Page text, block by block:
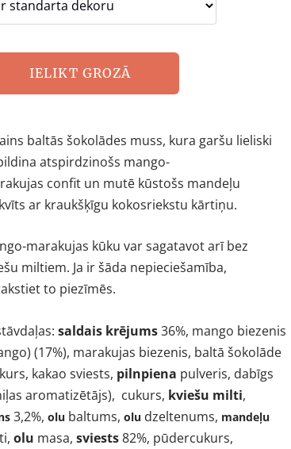
IELIKT GROZĀ
baltās šokolādes muss, kura garšu lieliski
atspirdzinošs mango-
confit un mutē kūstošs mandeļu
ar kraukšķīgu kokosriekstu kārtiņu.
marakujas kūku var sagatavot arī bez
miltiem. Ja ir šāda nepieciešamība,
to piezīmēs.
saldais krējums36%, mango biezenis
(17%), marakujas biezenis, baltā šokolāde
kakao sviests, pilnpiena pulveris, dabīgs
aromatizētājs), cukurs, kviešu milti,
3,2%,olu baltums,olu dzeltenums, mandeļu
olu masa,sviests82%, pūdercukurs,